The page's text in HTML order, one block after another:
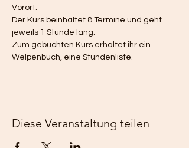
Vorort.
Der Kurs beinhaltet 8 Termine und geht
jeweils 1 Stunde lang.
Zum gebuchten Kurs erhaltet ihr ein
Welpenbuch, eine Stundenliste.
Diese Veranstaltung teilen